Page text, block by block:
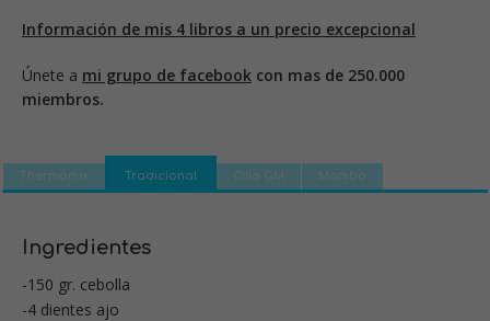
Información de mis 4 libros a un precio excepcional
Únete a mi grupo de facebook con mas de 250.000
miembros.
Thermomix Tradicional Olla GM Mambo
Ingredientes
-150 gr. cebolla
-4 dientes ajo